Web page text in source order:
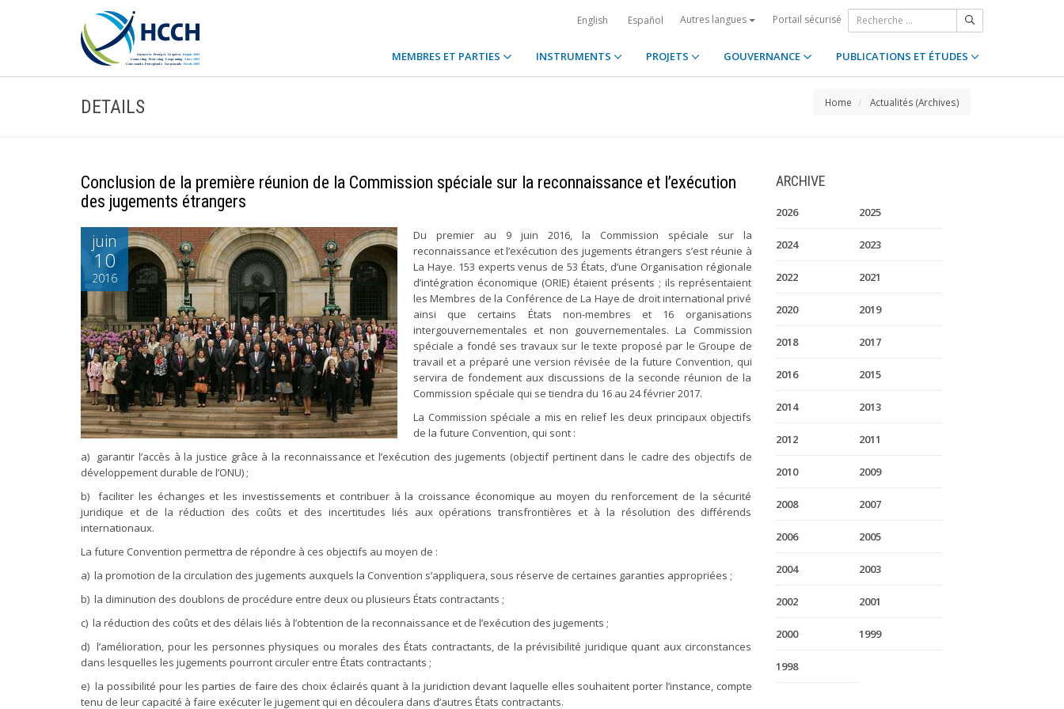
English Español Autres langues Portail sécurisé
MEMBRES ET PARTIES INSTRUMENTS PROJETS GOUVERNANCE PUBLICATIONS ET ÉTUDES
DETAILS Home Actualités (Archives)
Conclusion de la première réunion de la Commission spéciale sur la reconnaissance et l’exécution
des jugements étrangers
juin
10
2016
Du premier au 9 juin 2016, la Commission spéciale sur la
reconnaissance et l’exécution des jugements étrangers s’est réunie à
La Haye. 153 experts venus de 53 États, d’une Organisation régionale
d’intégration économique (ORIE) étaient présents ; ils représentaient
les Membres de la Conférence de La Haye de droit international privé
ainsi que certains États non-membres et 16 organisations
intergouvernementales et non gouvernementales. La Commission
spéciale a fondé ses travaux sur le texte proposé par le Groupe de
travail et a préparé une version révisée de la future Convention, qui
servira de fondement aux discussions de la seconde réunion de la
Commission spéciale qui se tiendra du 16 au 24 février 2017.
La Commission spéciale a mis en relief les deux principaux objectifs
de la future Convention, qui sont :
a) garantir l’accès à la justice grâce à la reconnaissance et l’exécution des jugements (objectif pertinent dans le cadre des objectifs de
développement durable de l’ONU) ;
b) faciliter les échanges et les investissements et contribuer à la croissance économique au moyen du renforcement de la sécurité
juridique et de la réduction des coûts et des incertitudes liés aux opérations transfrontières et à la résolution des différends
internationaux.
La future Convention permettra de répondre à ces objectifs au moyen de :
a) la promotion de la circulation des jugements auxquels la Convention s’appliquera, sous réserve de certaines garanties appropriées ;
b) la diminution des doublons de procédure entre deux ou plusieurs États contractants ;
c) la réduction des coûts et des délais liés à l’obtention de la reconnaissance et de l’exécution des jugements ;
d) l’amélioration, pour les personnes physiques ou morales des États contractants, de la prévisibilité juridique quant aux circonstances
dans lesquelles les jugements pourront circuler entre États contractants ;
e) la possibilité pour les parties de faire des choix éclairés quant à la juridiction devant laquelle elles souhaitent porter l’instance, compte
tenu de leur capacité à faire exécuter le jugement qui en découlera dans d’autres États contractants.
ARCHIVE
2026 2025
2024 2023
2022 2021
2020 2019
2018 2017
2016 2015
2014 2013
2012 2011
2010 2009
2008 2007
2006 2005
2004 2003
2002 2001
2000 1999
1998